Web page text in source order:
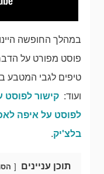
במהלך החופשה
פוסט מפורט על
טיפים לגבי המטבע
ועוד: קישור לפוסט
לפוסט על איפה
בלצ'יק.
תוכן עניינים